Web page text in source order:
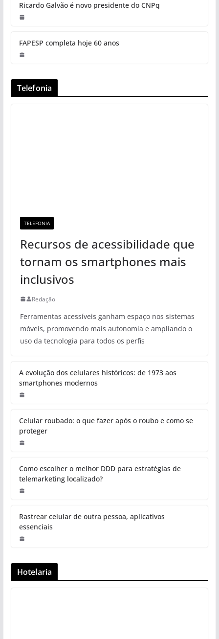
Ricardo Galvão é novo presidente do CNPq
FAPESP completa hoje 60 anos
Telefonia
TELEFONIA
Recursos de acessibilidade que
tornam os smartphones mais
inclusivos
Redação
Ferramentas acessíveis ganham espaço nos sistemas
móveis, promovendo mais autonomia e ampliando o
uso da tecnologia para todos os perfis
A evolução dos celulares históricos: de 1973 aos
smartphones modernos
Celular roubado: o que fazer após o roubo e como se
proteger
Como escolher o melhor DDD para estratégias de
telemarketing localizado?
Rastrear celular de outra pessoa, aplicativos
essenciais
Hotelaria